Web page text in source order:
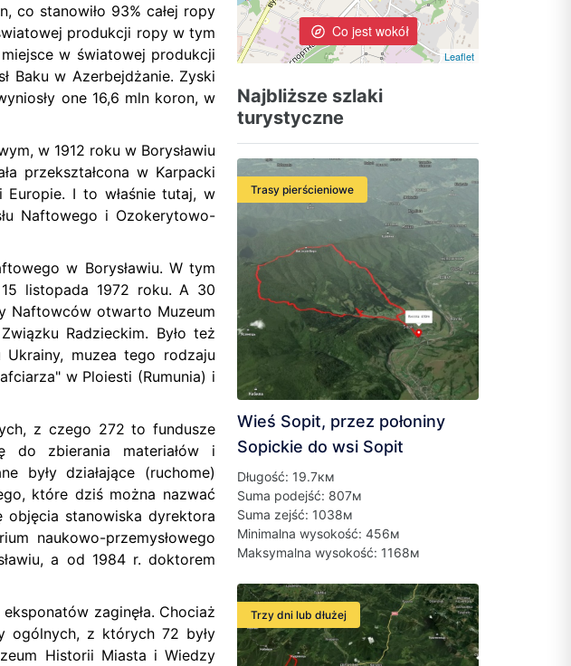
co stanowiło 93% całej ropy
produkcji ropy w tym
w światowej produkcji
Baku w Azerbejdżanie. Zyski
one 16,6 mln koron, w
w 1912 roku w Borysławiu
przekształcona w Karpacki
I to właśnie tutaj, w
Naftowego i Ozokerytowo-
w Borysławiu. W tym
listopada 1972 roku. A 30
Naftowców otwarto Muzeum
Radzieckim. Było też
muzea tego rodzaju
w Ploiesti (Rumunia) i
z czego 272 to fundusze
do zbierania materiałów i
były działające (ruchome)
które dziś można nazwać
objęcia stanowiska dyrektora
naukowo-przemysłowego
a od 1984 r. doktorem
zaginęła. Chociaż
ogólnych, z których 72 były
Historii Miasta i Wiedzy
Co jest wokół
Leaflet
Najbliższe szlaki
turystyczne
Trasy pierścieniowe
Wieś Sopit, przez połoniny
Sopickie do wsi Sopit
Długość: 19.7км
Suma podejść: 807м
Suma zejść: 1038м
Minimalna wysokość: 456м
Maksymalna wysokość: 1168м
Trzy dni lub dłużej